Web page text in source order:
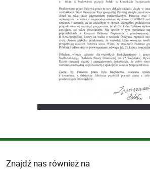
Znajdź nas również na